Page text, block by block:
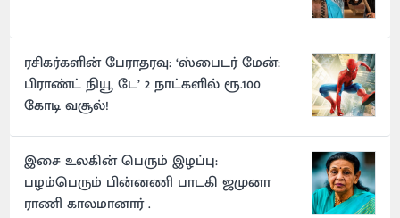
ரசிகர்களின் பேராதரவு: ‘ஸ்பைடர் மேன்:
பிராண்ட் நியூ டே’ 2 நாட்களில் ரூ.100
கோடி வசூல்!
இசை உலகின் பெரும் இழப்பு:
பழம்பெரும் பின்னணி பாடகி ஜமுனா
ராணி காலமானார் .